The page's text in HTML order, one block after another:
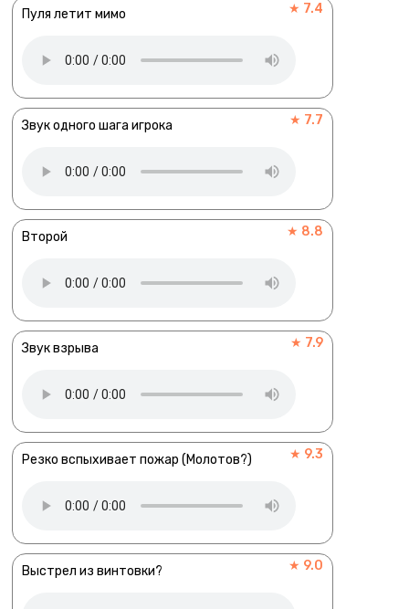
Пуля летит мимо ★ 7.4
Звук одного шага игрока ★ 7.7
Второй ★ 8.8
Звук взрыва ★ 7.9
Резко вспыхивает пожар (Молотов?) ★ 9.3
Выстрел из винтовки? ★ 9.0